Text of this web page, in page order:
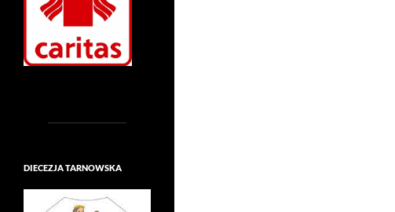
DIECEZJA TARNOWSKA